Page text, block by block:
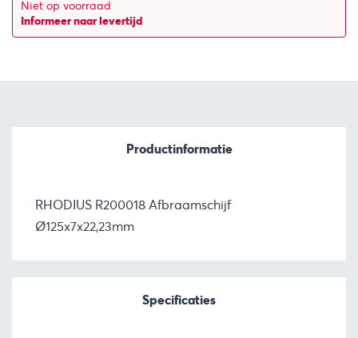
Niet op voorraad
Informeer naar levertijd
Productinformatie
RHODIUS R200018 Afbraamschijf
Ø125x7x22,23mm
Specificaties